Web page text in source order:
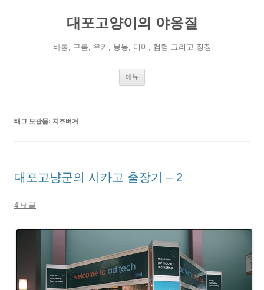
대포고양이의 야옹질
바둥, 구름, 우키, 봉봉, 미미, 컴컴 그리고 징징
메뉴
태그 보관물: 치즈버거
대포고냥군의 시카고 출장기 – 2
4 댓글